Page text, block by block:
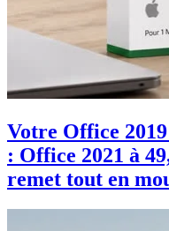
Votre Office
: Office 2021 à
remet tout en